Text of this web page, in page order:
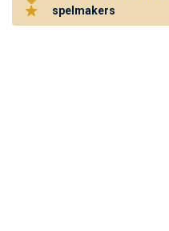
spelmakers